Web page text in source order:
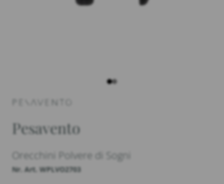
Pesavento
Orecchini Polvere di Sogni
Nr. Art. WPLVO2703